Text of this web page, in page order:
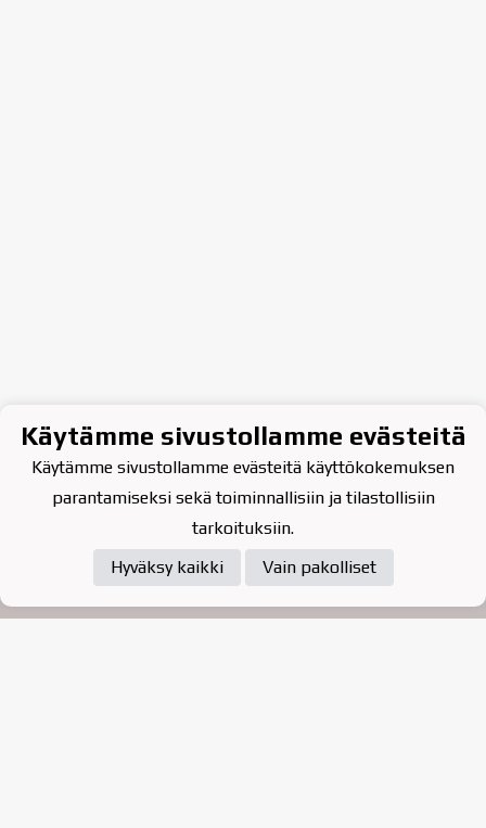
Tietosuojaseloste
Käytämme sivustollamme evästeitä
Käytämme sivustollamme evästeitä käyttökokemuksen
parantamiseksi sekä toiminnallisiin ja tilastollisiin
tarkoituksiin.
Hyväksy kaikki
Vain pakolliset